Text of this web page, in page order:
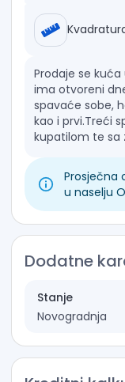
Prodaje se kuća
ima otvoreni
spavaće sobe,
kao i prvi.Treći
kupatilom te sa
Prosječna
u naselju
Dodatne
Stanje
Novogradnja